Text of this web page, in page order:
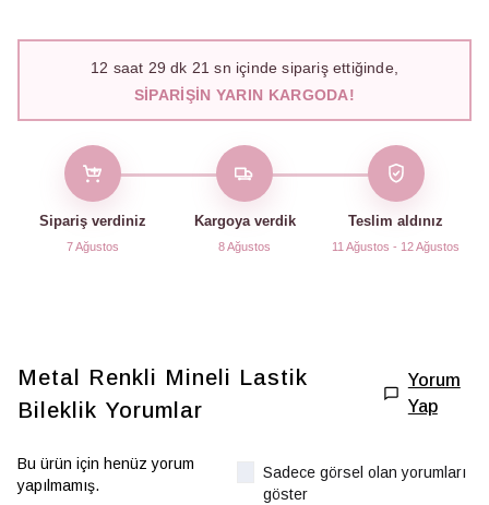
12 saat 29 dk 20 sn içinde sipariş ettiğinde,
SIPARIŞIN YARIN KARGODA!
Sipariş verdiniz
7 Ağustos
Kargoya verdik
8 Ağustos
Teslim aldınız
11 Ağustos - 12 Ağustos
Metal Renkli Mineli Lastik
Bileklik Yorumlar
Yorum
Yap
Bu ürün için henüz yorum
yapılmamış.
Sadece görsel olan yorumları
göster